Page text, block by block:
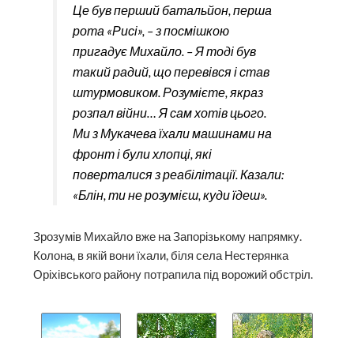
Це був перший батальйон, перша
рота «Рисі», – з посмішкою
пригадує Михайло. – Я тоді був
такий радий, що перевівся і став
штурмовиком. Розумієте, якраз
розпал війни… Я сам хотів цього.
Ми з Мукачева їхали машинами на
фронт і були хлопці, які
поверталися з реабілітації. Казали:
«Блін, ти не розумієш, куди їдеш».
Зрозумів Михайло вже на Запорізькому напрямку.
Колона, в якій вони їхали, біля села Нестерянка
Оріхівського району потрапила під ворожий обстріл.